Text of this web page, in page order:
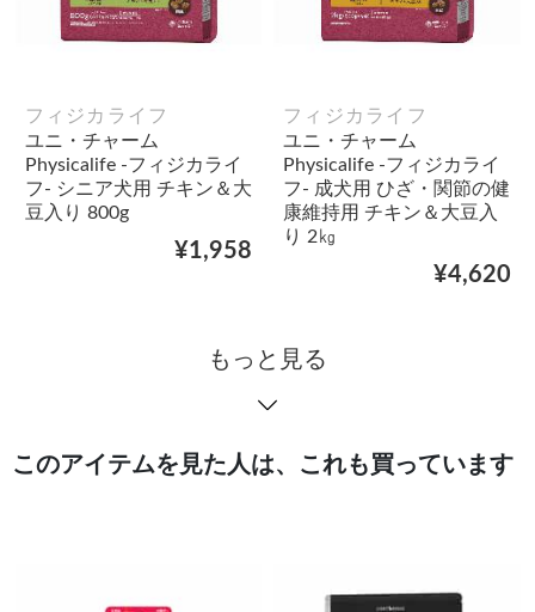
フィジカライフ
ユニ・チャーム
Physicalife -フィジカライ
フ- シニア犬用 チキン＆大
豆入り 800g
¥1,958
フィジカライフ
ユニ・チャーム
Physicalife -フィジカライ
フ- 成犬用 ひざ・関節の健
康維持用 チキン＆大豆入
り 2㎏
¥4,620
もっと見る
このアイテムを見た人は、これも買っています